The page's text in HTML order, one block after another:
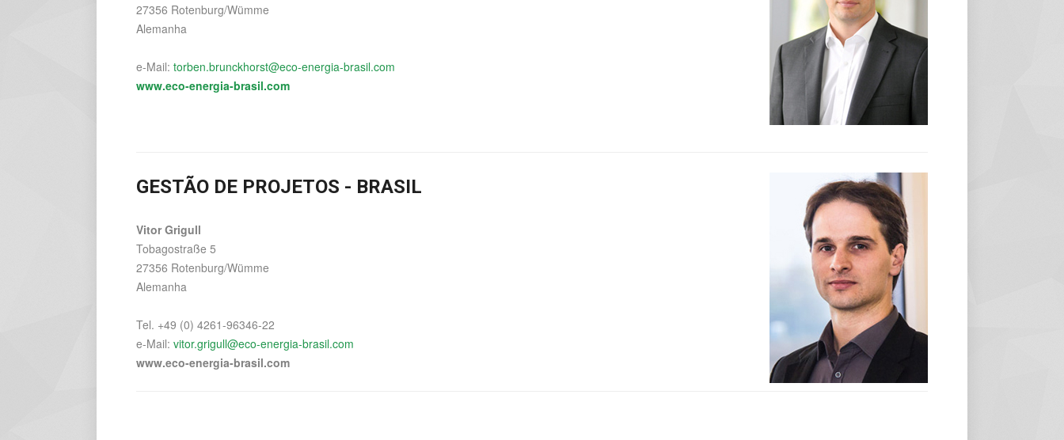
27356 Rotenburg/Wümme
Alemanha
e-Mail: torben.brunckhorst@eco-energia-brasil.com
www.eco-energia-brasil.com
GESTÃO DE PROJETOS - BRASIL
Vitor Grigull
Tobagostraße 5
27356 Rotenburg/Wümme
Alemanha
Tel. +49 (0) 4261-96346-22
e-Mail: vitor.grigull@eco-energia-brasil.com
www.eco-energia-brasil.com